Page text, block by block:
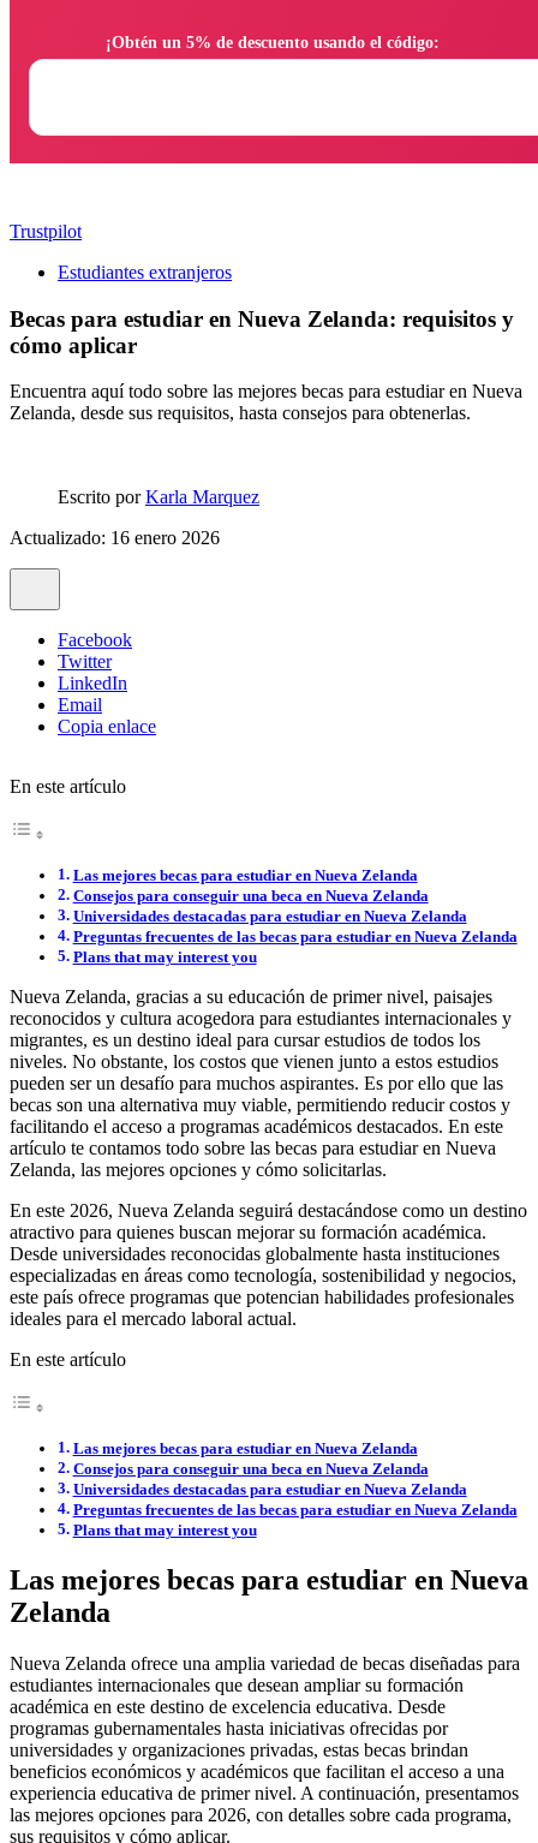
Trustpilot
Estudiantes extranjeros
Becas para estudiar en Nueva Zelanda: requisitos y
cómo aplicar
Encuentra aquí todo sobre las mejores becas para estudiar en Nueva
Zelanda, desde sus requisitos, hasta consejos para obtenerlas.
Escrito porKarla Marquez
Actualizado: 16 enero 2026
Facebook
Twitter
LinkedIn
Email
Copia enlace
En este artículo
Las mejores becas para estudiar en Nueva Zelanda
Consejos para conseguir una beca en Nueva Zelanda
Universidades destacadas para estudiar en Nueva Zelanda
Preguntas frecuentes de las becas para estudiar en Nueva Zelanda
Plans that may interest you
Nueva Zelanda, gracias a su educación de primer nivel, paisajes
reconocidos y cultura acogedora para estudiantes internacionales y
migrantes, es un destino ideal para cursar estudios de todos los
niveles. No obstante, los costos que vienen junto a estos estudios
pueden ser un desafío para muchos aspirantes. Es por ello que las
becas son una alternativa muy viable, permitiendo reducir costos y
facilitando el acceso a programas académicos destacados. En este
artículo te contamos todo sobre las becas para estudiar en Nueva
Zelanda, las mejores opciones y cómo solicitarlas.
En este 2026, Nueva Zelanda seguirá destacándose como un destino
atractivo para quienes buscan mejorar su formación académica.
Desde universidades reconocidas globalmente hasta instituciones
especializadas en áreas como tecnología, sostenibilidad y negocios,
este país ofrece programas que potencian habilidades profesionales
ideales para el mercado laboral actual.
En este artículo
Las mejores becas para estudiar en Nueva Zelanda
Consejos para conseguir una beca en Nueva Zelanda
Universidades destacadas para estudiar en Nueva Zelanda
Preguntas frecuentes de las becas para estudiar en Nueva Zelanda
Plans that may interest you
Las mejores becas para estudiar en Nueva
Zelanda
Nueva Zelanda ofrece una amplia variedad de becas diseñadas para
estudiantes internacionales que desean ampliar su formación
académica en este destino de excelencia educativa. Desde
programas gubernamentales hasta iniciativas ofrecidas por
universidades y organizaciones privadas, estas becas brindan
beneficios económicos y académicos que facilitan el acceso a una
experiencia educativa de primer nivel. A continuación, presentamos
las mejores opciones para 2026, con detalles sobre cada programa,
sus requisitos y cómo aplicar.